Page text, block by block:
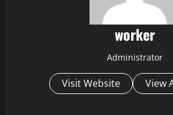
worker
Administrator
Visit Website View